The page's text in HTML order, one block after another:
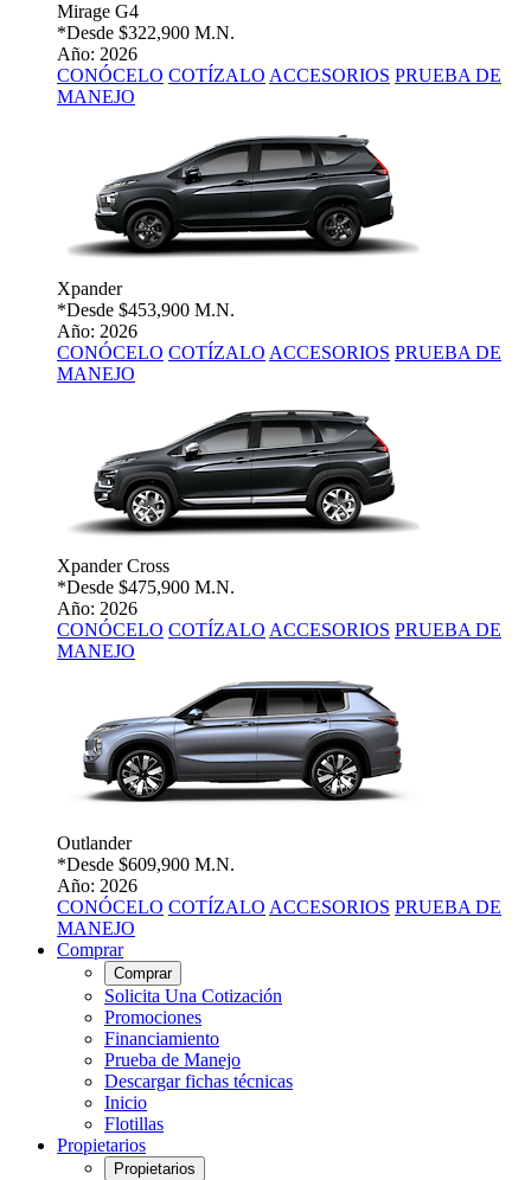
Mirage G4
*Desde $322,900 M.N.
Año: 2026
CONÓCELO COTÍZALO ACCESORIOS PRUEBA DE
MANEJO
Xpander
*Desde $453,900 M.N.
Año: 2026
CONÓCELO COTÍZALO ACCESORIOS PRUEBA DE
MANEJO
Xpander Cross
*Desde $475,900 M.N.
Año: 2026
CONÓCELO COTÍZALO ACCESORIOS PRUEBA DE
MANEJO
Outlander
*Desde $609,900 M.N.
Año: 2026
CONÓCELO COTÍZALO ACCESORIOS PRUEBA DE
MANEJO
Comprar
Comprar
Solicita Una Cotización
Promociones
Financiamiento
Prueba de Manejo
Descargar fichas técnicas
Inicio
Flotillas
Propietarios
Propietarios